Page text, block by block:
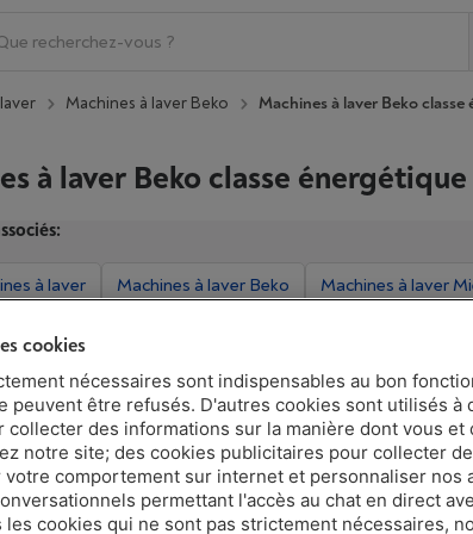
Machines à laver Beko Machines à laver Beko
à laver Beko classe
à laver Machines à laver Beko Machines à laver
d'autres caractéristiques
BEKO BM3WFT3941B
|
Avis(26)
cookies
nécessaires sont indispensables au bon
peuvent être refusés. D'autres cookies sont utilisés à
collecter des informations sur la manière dont vous et
notre site; des cookies publicitaires pour collecter
comportement sur internet et personnaliser nos
permettant l'accès au chat en direct
les cookies qui ne sont pas strictement nécessaires,